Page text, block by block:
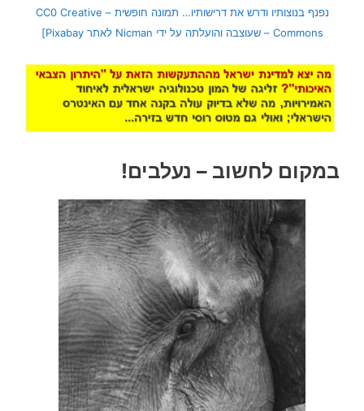
נפנף בנוצותיו ודרש את דרישותיו… תמונה חופשית – CC0 Creative
Commons – שעוצבה והועלתה על ידי Nicman לאתר Pixabay]
במקום לחשוב – נעלבים!